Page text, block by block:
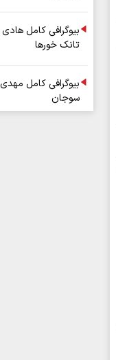
بیوگرافی کامل
تانک خورها
بیوگرافی کامل
سوجان